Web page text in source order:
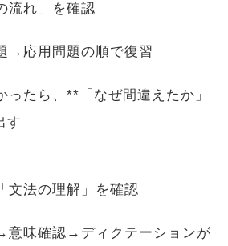
流れ」を確認
→応用問題の順で復習
ったら、**「なぜ間違えたか」
す
文法の理解」を確認
意味確認→ディクテーションが